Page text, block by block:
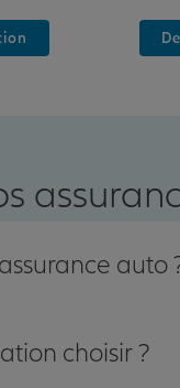
auto
choisir ?